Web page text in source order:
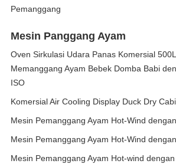
Pemanggang
Mesin Panggang Ayam
Oven Sirkulasi Udara Panas Komersial
Memanggang Ayam Bebek Domba Babi
ISO
Komersial Air Cooling Display Duck Dry
Mesin Pemanggang Ayam Hot-Wind
Mesin Pemanggang Ayam Hot-Wind
Mesin Pemanggang Ayam Hot-wind